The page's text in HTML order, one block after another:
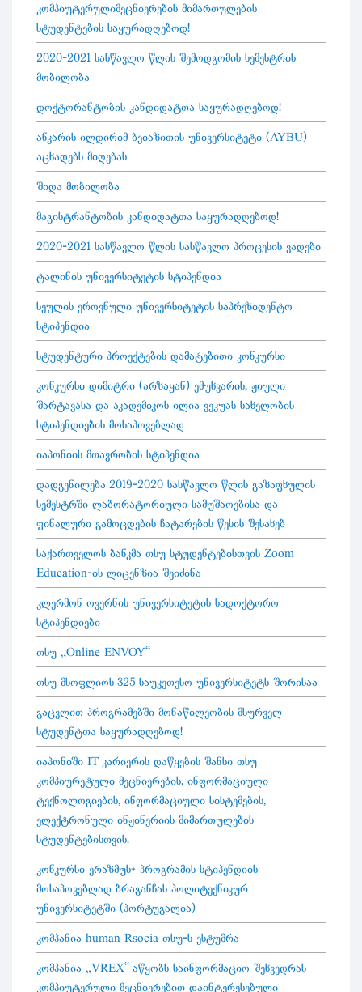
კომპიუტერულიმეცნიერების მიმართულების
სტუდენტების საყურადღებოდ!
2020-2021 სასწავლო წლის შემოდგომის სემესტრის
მობილობა
დოქტორანტობის კანდიდატთა საყურადღებოდ!
ანკარის ილდირიმ ბეიაზითის უნივერსიტეტი (AYBU)
აცხადებს მიღებას
შიდა მობილობა
მაგისტრანტობის კანდიდატთა საყურადღებოდ!
2020-2021 სასწავლო წლის სასწავლო პროცესის ვადები
ტალინის უნივერსიტეტის სტიპენდია
სეულის ეროვნული უნივერსიტეტის საპრეზიდენტო
სტიპენდია
სტუდენტური პროექტების დამატებითი კონკურსი
კონკურსი დიმიტრი (არზაყან) ემუხვარის, ჟიული
შარტავასა და აკადემიკოს ილია ვეკუას სახელობის
სტიპენდიების მოსაპოვებლად
იაპონიის მთავრობის სტიპენდია
დადგენილება 2019-2020 სასწავლო წლის გაზაფხულის
სემესტრში ლაბორატორიული სამუშაოებისა და
ფინალური გამოცდების ჩატარების წესის შესახებ
საქართველოს ბანკმა თსუ სტუდენტებისთვის Zoom
Education-ის ლიცენზია შეიძინა
კლერმონ ოვერნის უნივერსიტეტის სადოქტორო
სტიპენდიები
თსუ „Online ENVOY”
თსუ მსოფლიოს 325 საუკეთესო უნივერსიტეტს შორისაა
გაცვლით პროგრამებში მონაწილეობის მსურველ
სტუდენტთა საყურადღებოდ!
იაპონიში IT კარიერის დაწყების შანსი თსუ
კომპიურეტული მეცნიერების, ინფორმაციული
ტექნოლოგიების, ინფორმაციული სისტემების,
ელექტრონული ინჟინერიის მიმართულების
სტუდენტებისთვის.
კონკურსი ერაზმუს+ პროგრამის სტიპენდიის
მოსაპოვებლად ბრაგანჩას პოლიტექნიკურ
უნივერსიტეტში (პორტუგალია)
კომპანია human Rsocia თსუ-ს ესტუმრა
კომპანია „VREX” აწყობს საინფორმაციო შეხვედრას
კომპიუტერული მეცნიერებით დაინტერესებული